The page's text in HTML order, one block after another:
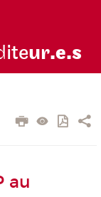
iteur.e.s
au